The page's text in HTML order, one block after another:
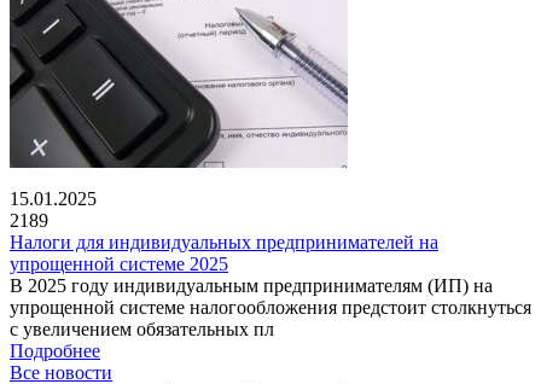
15.01.2025
2189
Налоги для индивидуальных предпринимателей на
упрощенной системе 2025
В 2025 году индивидуальным предпринимателям (ИП) на
упрощенной системе налогообложения предстоит столкнуться
с увеличением обязательных пл
Подробнее
Все новости